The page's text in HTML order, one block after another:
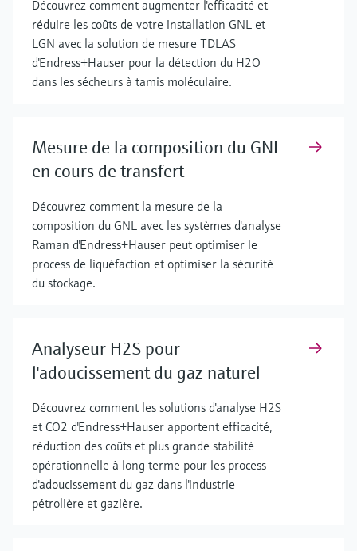
Découvrez comment augmenter l'efficacité et
réduire les coûts de votre installation GNL et
LGN avec la solution de mesure TDLAS
d'Endress+Hauser pour la détection du H2O
dans les sécheurs à tamis moléculaire.
Mesure de la composition du GNL
en cours de transfert
Découvrez comment la mesure de la
composition du GNL avec les systèmes d'analyse
Raman d'Endress+Hauser peut optimiser le
process de liquéfaction et optimiser la sécurité
du stockage.
Analyseur H2S pour
l'adoucissement du gaz naturel
Découvrez comment les solutions d'analyse H2S
et CO2 d'Endress+Hauser apportent efficacité,
réduction des coûts et plus grande stabilité
opérationnelle à long terme pour les process
d'adoucissement du gaz dans l'industrie
pétrolière et gazière.